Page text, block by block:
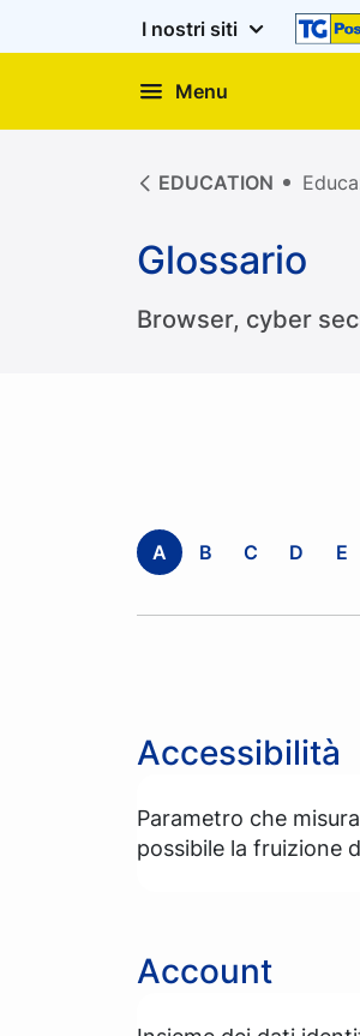
I nostri siti
Menu
EDUCATION
Glossario
Browser, cyber
A B C D E
Accessibilità
Parametro che
possibile la fruizione
Account